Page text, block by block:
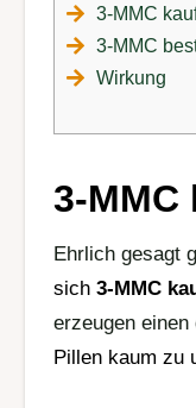
3-MMC
3-MMC
Wirkung
3-
Ehrlich gesagt
sich 3-MMC
erzeugen
Pillen kaum zu